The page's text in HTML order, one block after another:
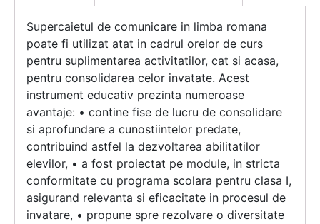
Supercaietul de comunicare in limba romana
poate fi utilizat atat in cadrul orelor de curs
pentru suplimentarea activitatilor, cat si acasa,
pentru consolidarea celor invatate. Acest
instrument educativ prezinta numeroase
avantaje: • contine fise de lucru de consolidare
si aprofundare a cunostiintelor predate,
contribuind astfel la dezvoltarea abilitatilor
elevilor, • a fost proiectat pe module, in stricta
conformitate cu programa scolara pentru clasa I,
asigurand relevanta si eficacitate in procesul de
invatare, • propune spre rezolvare o diversitate